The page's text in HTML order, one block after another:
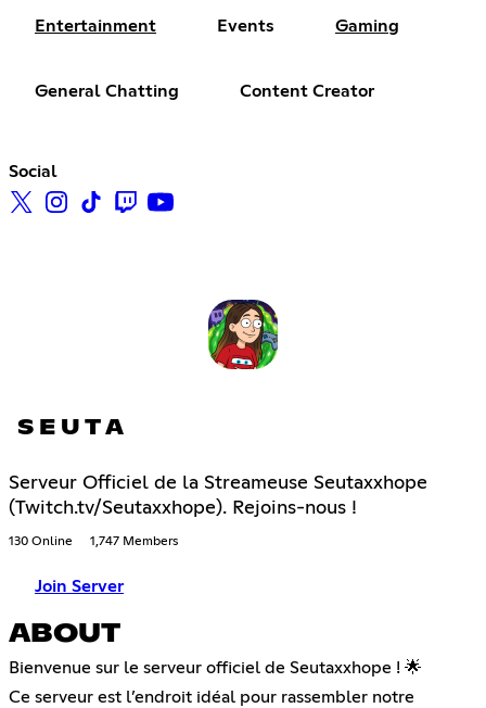
Entertainment Events Gaming
General Chatting Content Creator
Social
S E U T A
Serveur Officiel de la Streameuse Seutaxxhope
(Twitch.tv/Seutaxxhope). Rejoins-nous !
130 Online 1,747 Members
Join Server
ABOUT
Bienvenue sur le serveur officiel de Seutaxxhope ! 🌟
Ce serveur est l’endroit idéal pour rassembler notre